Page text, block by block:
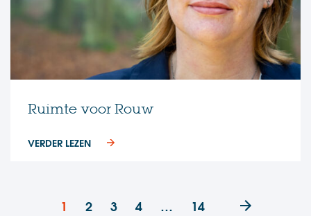
Ruimte voor Rouw
VERDER LEZEN
1 2 3 4 … 14